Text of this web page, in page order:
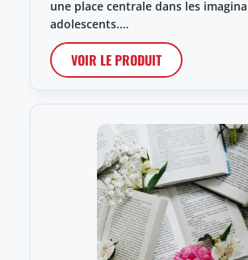
une place centrale dans les
adolescents.…
VOIR LE PRODUIT